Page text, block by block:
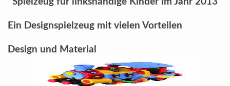
Ein Designspielzeug mit vielen Vorteilen
Design und Material